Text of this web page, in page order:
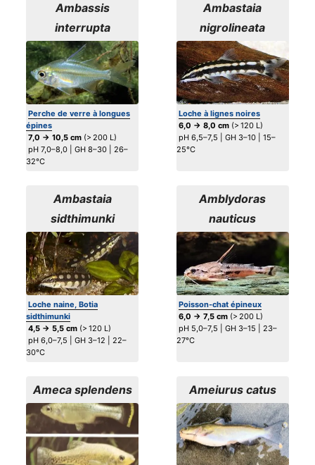
Ambassis
interrupta
Perche de verre à longues
épines
7,0 → 10,5 cm (> 200 L)
pH 7,0–8,0 | GH 8–30 | 26–
32°C
Ambastaia
nigrolineata
Loche à lignes noires
6,0 → 8,0 cm(> 120 L)
pH 6,5–7,5 | GH 3–10 | 15–
25°C
Ambastaia
sidthimunki
Loche naine, Botia
sidthimunki
4,5 → 5,5 cm (> 120 L)
pH 6,0–7,5 | GH 3–12 | 22–
30°C
Amblydoras
nauticus
Poisson-chat épineux
6,0 → 7,5 cm(> 200 L)
pH 5,0–7,5 | GH 3–15 | 23–
27°C
Ameca splendens Ameiurus catus